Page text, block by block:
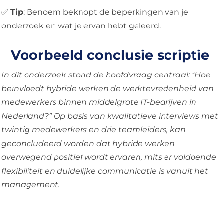
✅Tip: Benoem beknopt de beperkingen van je
onderzoek en wat je ervan hebt geleerd.
Voorbeeld conclusie scriptie
In dit onderzoek stond de hoofdvraag centraal: “Hoe
beïnvloedt hybride werken de werktevredenheid van
medewerkers binnen middelgrote IT-bedrijven in
Nederland?” Op basis van kwalitatieve interviews met
twintig medewerkers en drie teamleiders, kan
geconcludeerd worden dat hybride werken
overwegend positief wordt ervaren, mits er voldoende
flexibiliteit en duidelijke communicatie is vanuit het
management.